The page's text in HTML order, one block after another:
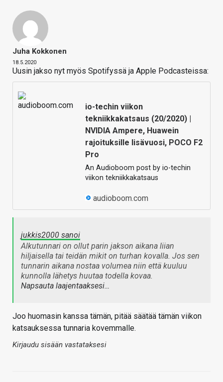
Juha Kokkonen
18.5.2020
Uusin jakso nyt myös Spotifyssä ja Apple Podcasteissa:
io-techin viikon
tekniikkakatsaus (20/2020) |
NVIDIA Ampere, Huawein
rajoituksille lisävuosi, POCO F2
Pro
An Audioboom post by io-techin
viikon tekniikkakatsaus
audioboom.com
jukkis2000 sanoi
Alkutunnari on ollut parin jakson aikana liian
hiljaisella tai teidän mikit on turhan kovalla. Jos sen
tunnarin aikana nostaa volumea niin että kuuluu
kunnolla lähetys huutaa todella kovaa.
Napsauta laajentaaksesi…
Joo huomasin kanssa tämän, pitää säätää tämän viikon
katsauksessa tunnaria kovemmalle.
Kirjaudu sisään vastataksesi